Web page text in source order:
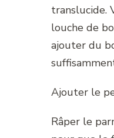
translucide.
louche de
ajouter du
Ajouter le
Râper le